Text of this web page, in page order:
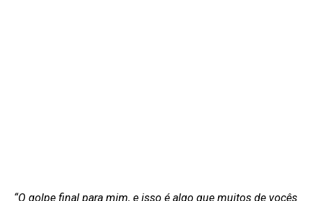
“O golpe final para mim, e isso é algo que muitos de vocês